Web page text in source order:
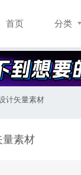
首页 分类
计矢量素材
量素材